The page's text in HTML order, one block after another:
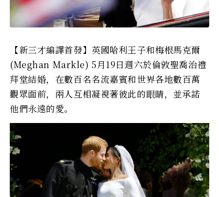
【新三才編譯首發】英國哈利王子和梅根馬克爾
(Meghan Markle) 5月19日週六於倫敦聖喬治禮
拜堂結婚，在數百名名流嘉賓和世界各地數百萬
觀眾面前，兩人互相凝視著彼此的眼睛，並承諾
他們永遠的愛。